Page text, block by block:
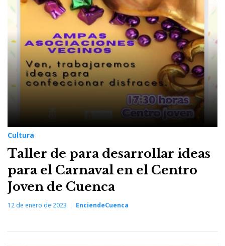
Cultura
Taller de para desarrollar ideas
para el Carnaval en el Centro
Joven de Cuenca
12 de enero de 2023 EnciendeCuenca